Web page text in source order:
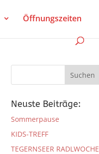
Öffnungszeiten
Neuste Beiträge:
Sommerpause
KIDS-TREFF
TEGERNSEER RADLWOCHE